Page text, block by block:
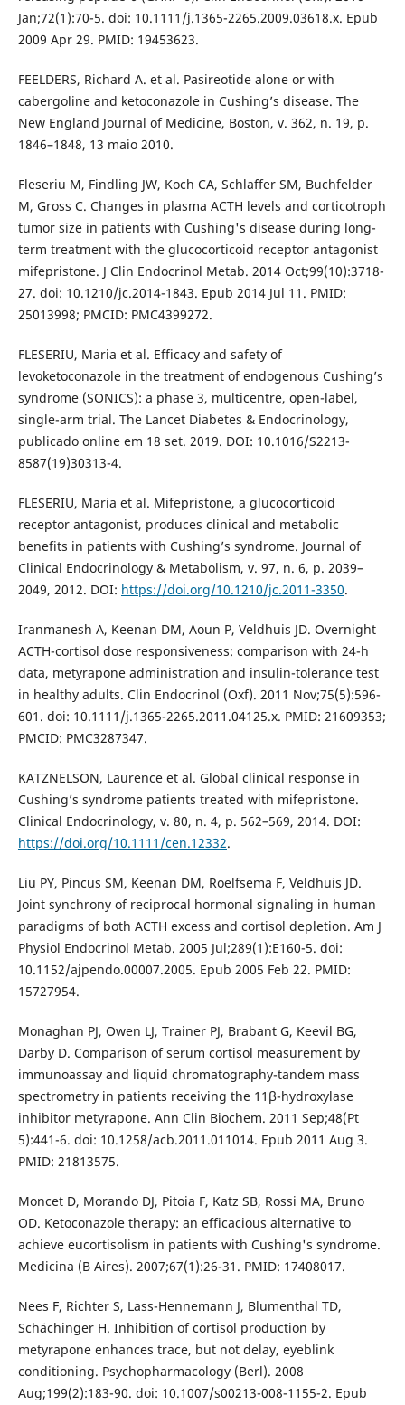
Jan;72(1):70-5. doi: 10.1111/j.1365-2265.2009.03618.x. Epub
2009 Apr 29. PMID: 19453623.
FEELDERS, Richard A. et al. Pasireotide alone or with
cabergoline and ketoconazole in Cushing’s disease. The
New England Journal of Medicine, Boston, v. 362, n. 19, p.
1846–1848, 13 maio 2010.
Fleseriu M, Findling JW, Koch CA, Schlaffer SM, Buchfelder
M, Gross C. Changes in plasma ACTH levels and corticotroph
tumor size in patients with Cushing's disease during long-
term treatment with the glucocorticoid receptor antagonist
mifepristone. J Clin Endocrinol Metab. 2014 Oct;99(10):3718-
27. doi: 10.1210/jc.2014-1843. Epub 2014 Jul 11. PMID:
25013998; PMCID: PMC4399272.
FLESERIU, Maria et al. Efficacy and safety of
levoketoconazole in the treatment of endogenous Cushing’s
syndrome (SONICS): a phase 3, multicentre, open-label,
single-arm trial. The Lancet Diabetes & Endocrinology,
publicado online em 18 set. 2019. DOI: 10.1016/S2213-
8587(19)30313-4.
FLESERIU, Maria et al. Mifepristone, a glucocorticoid
receptor antagonist, produces clinical and metabolic
benefits in patients with Cushing’s syndrome. Journal of
Clinical Endocrinology & Metabolism, v. 97, n. 6, p. 2039–
2049, 2012. DOI: https://doi.org/10.1210/jc.2011-3350.
Iranmanesh A, Keenan DM, Aoun P, Veldhuis JD. Overnight
ACTH-cortisol dose responsiveness: comparison with 24-h
data, metyrapone administration and insulin-tolerance test
in healthy adults. Clin Endocrinol (Oxf). 2011 Nov;75(5):596-
601. doi: 10.1111/j.1365-2265.2011.04125.x. PMID: 21609353;
PMCID: PMC3287347.
KATZNELSON, Laurence et al. Global clinical response in
Cushing’s syndrome patients treated with mifepristone.
Clinical Endocrinology, v. 80, n. 4, p. 562–569, 2014. DOI:
https://doi.org/10.1111/cen.12332.
Liu PY, Pincus SM, Keenan DM, Roelfsema F, Veldhuis JD.
Joint synchrony of reciprocal hormonal signaling in human
paradigms of both ACTH excess and cortisol depletion. Am J
Physiol Endocrinol Metab. 2005 Jul;289(1):E160-5. doi:
10.1152/ajpendo.00007.2005. Epub 2005 Feb 22. PMID:
15727954.
Monaghan PJ, Owen LJ, Trainer PJ, Brabant G, Keevil BG,
Darby D. Comparison of serum cortisol measurement by
immunoassay and liquid chromatography-tandem mass
spectrometry in patients receiving the 11β-hydroxylase
inhibitor metyrapone. Ann Clin Biochem. 2011 Sep;48(Pt
5):441-6. doi: 10.1258/acb.2011.011014. Epub 2011 Aug 3.
PMID: 21813575.
Moncet D, Morando DJ, Pitoia F, Katz SB, Rossi MA, Bruno
OD. Ketoconazole therapy: an efficacious alternative to
achieve eucortisolism in patients with Cushing's syndrome.
Medicina (B Aires). 2007;67(1):26-31. PMID: 17408017.
Nees F, Richter S, Lass-Hennemann J, Blumenthal TD,
Schächinger H. Inhibition of cortisol production by
metyrapone enhances trace, but not delay, eyeblink
conditioning. Psychopharmacology (Berl). 2008
Aug;199(2):183-90. doi: 10.1007/s00213-008-1155-2. Epub